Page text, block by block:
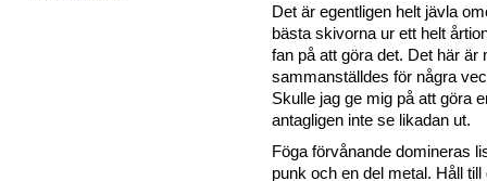
Det är egentligen helt jävla
bästa skivorna ur ett helt
fan på att göra det. Det här är
sammanställdes för några
Skulle jag ge mig på att göra
antagligen inte se likadan ut.
Föga förvånande domineras
punk och en del metal. Håll till